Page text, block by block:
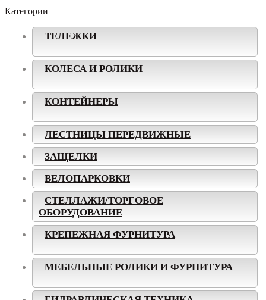
Категории
ТЕЛЕЖКИ
КОЛЕСА И РОЛИКИ
КОНТЕЙНЕРЫ
ЛЕСТНИЦЫ ПЕРЕДВИЖНЫЕ
ЗАЩЕЛКИ
ВЕЛОПАРКОВКИ
СТЕЛЛАЖИ/ТОРГОВОЕ
ОБОРУДОВАНИЕ
КРЕПЕЖНАЯ ФУРНИТУРА
МЕБЕЛЬНЫЕ РОЛИКИ И ФУРНИТУРА